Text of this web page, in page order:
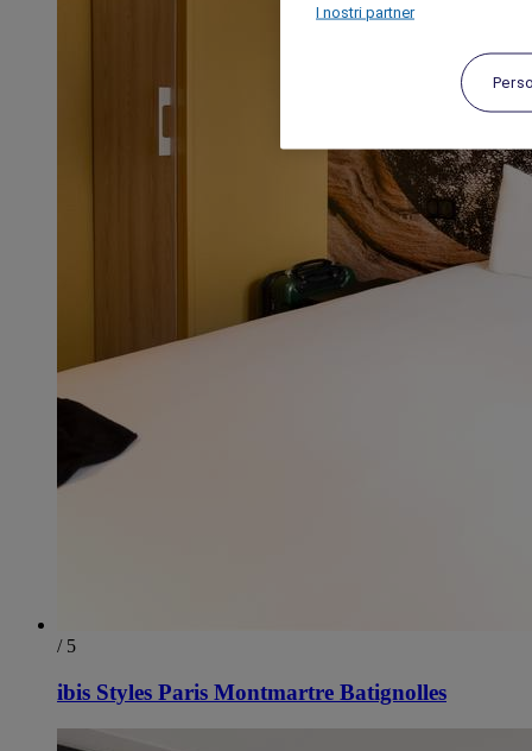
/ 5
ibis Styles Paris Montmartre Batignolles
I nostri partner